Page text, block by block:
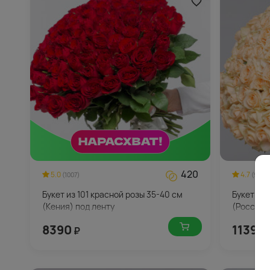
5.0 (1007) 420
Букет из 101 красной розы 35-40 см
(Кения) под ленту
8390 ₽
4.7 (944)
Букет из
(Россия)
11390